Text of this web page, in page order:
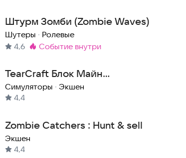
Штурм Зомби (Zombie Waves)
Шутеры · Ролевые
4,6
Метка:
событие внутри
TearCraft Блок Майн
Песочница — Разрушение и
Крафт
Симуляторы · Экшен
4,4
Zombie Catchers : Hunt & sell
Экшен
4,4